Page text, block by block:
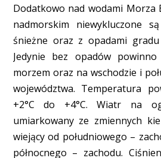
Dodatkowo nad wodami Morza
nadmorskim niewykluczone
śnieżne oraz z opadami
Jedynie bez opadów
morzem oraz na wschodzie i
województwa. Temperatura
+2°C do +4°C. Wiatr na
umiarkowany ze zmiennych
wiejący od południowego –
północnego – zachodu.